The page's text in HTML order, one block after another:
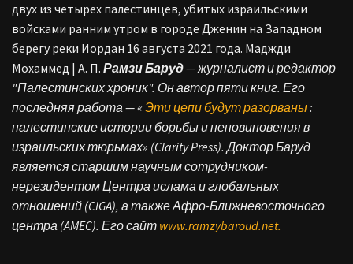
двух из четырех палестинцев, убитых израильскими
войсками ранним утром в городе Дженин на Западном
берегу реки Иордан 16 августа 2021 года. Маджди
Мохаммед | А. П. Рамзи Баруд— журналист и редактор
"Палестинских хроник". Он автор пяти книг. Его
последняя работа — «Эти цепи будут разорваны:
палестинские истории борьбы и неповиновения в
израильских тюрьмах» (Clarity Press). Доктор Баруд
является старшим научным сотрудником-
нерезидентом Центра ислама и глобальных
отношений (CIGA), а также Афро-Ближневосточного
центра (AMEC). Его сайт www.ramzybaroud.net.